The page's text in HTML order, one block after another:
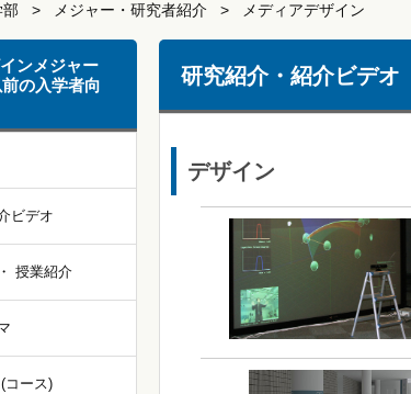
部 メジャー・研究者紹介 メディアデザイン
ンメジャー
前の入学者向
ビデオ
授業紹介
(コース)
研究紹介・紹介ビデオ
デザイン